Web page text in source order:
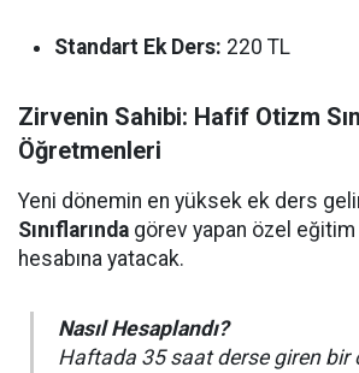
Standart Ek Ders: 220 TL
Zirvenin Sahibi: Hafif Otizm
Öğretmenleri
Yeni dönemin en yüksek ek ders
Sınıflarında görev yapan özel
hesabına yatacak.
Nasıl Hesaplandı?
Haftada 35 saat derse giren bir